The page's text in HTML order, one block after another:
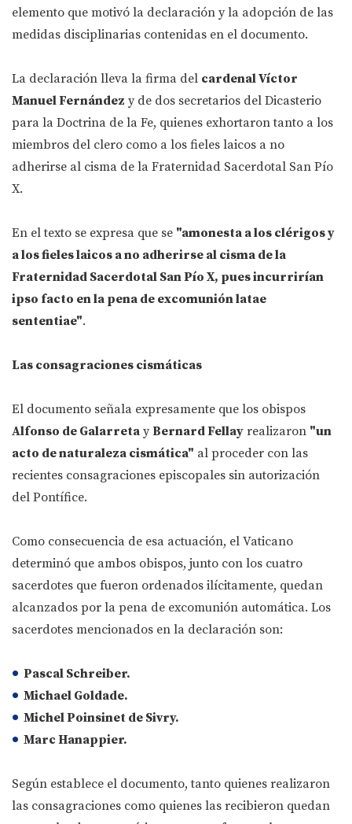
elemento que motivó la declaración y la adopción de las
medidas disciplinarias contenidas en el documento.
La declaración lleva la firma del cardenal Víctor
Manuel Fernández y de dos secretarios del Dicasterio
para la Doctrina de la Fe, quienes exhortaron tanto a los
miembros del clero como a los fieles laicos a no
adherirse al cisma de la Fraternidad Sacerdotal San Pío
X.
En el texto se expresa que se "amonesta a los clérigos y
a los fieles laicos a no adherirse al cisma de la
Fraternidad Sacerdotal San Pío X, pues incurrirían
ipso facto en la pena de excomunión latae
sententiae".
Las consagraciones cismáticas
El documento señala expresamente que los obispos
Alfonso de Galarreta yBernard Fellay realizaron "un
acto de naturaleza cismática" al proceder con las
recientes consagraciones episcopales sin autorización
del Pontífice.
Como consecuencia de esa actuación, el Vaticano
determinó que ambos obispos, junto con los cuatro
sacerdotes que fueron ordenados ilícitamente, quedan
alcanzados por la pena de excomunión automática. Los
sacerdotes mencionados en la declaración son:
Pascal Schreiber.
Michael Goldade.
Michel Poinsinet de Sivry.
Marc Hanappier.
Según establece el documento, tanto quienes realizaron
las consagraciones como quienes las recibieron quedan